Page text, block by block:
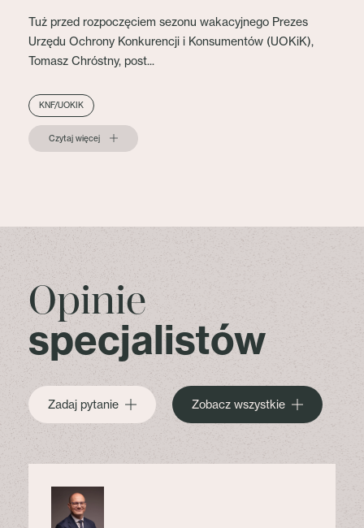
Tuż przed rozpoczęciem sezonu wakacyjnego Prezes
Urzędu Ochrony Konkurencji i Konsumentów (UOKiK),
Tomasz Chróstny, post...
KNF/UOKIK
Czytaj więcej
Opinie
specjalistów
Zadaj pytanie Zobacz wszystkie